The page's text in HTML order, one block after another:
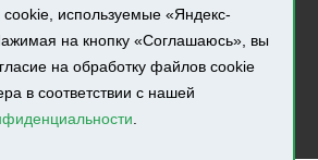
используемые «Яндекс-
на кнопку «Соглашаюсь», вы
на обработку файлов cookie
в соответствии с нашей
.
и продвижение сайта.